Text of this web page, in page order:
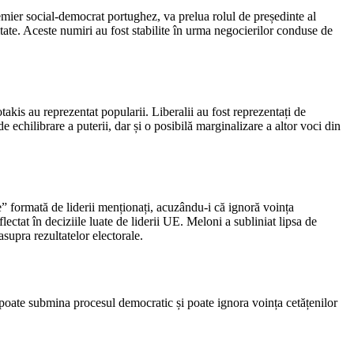
social-democrat portughez, va prelua rolul de președinte al
Aceste numiri au fost stabilite în urma negocierilor conduse de
au reprezentat popularii. Liberalii au fost reprezentați de
echilibrare a puterii, dar și o posibilă marginalizare a altor voci din
de liderii menționați, acuzându-i că ignoră voința
în deciziile luate de liderii UE. Meloni a subliniat lipsa de
rezultatelor electorale.
submina procesul democratic și poate ignora voința cetățenilor